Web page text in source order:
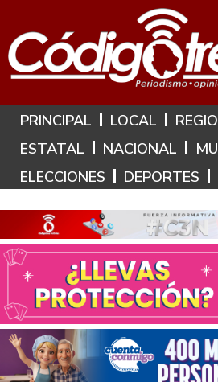
Hoy es: 7 de
PRINCIPAL LOCAL
ESTATAL
NACIONAL
ELECCIONES
DEPORTES